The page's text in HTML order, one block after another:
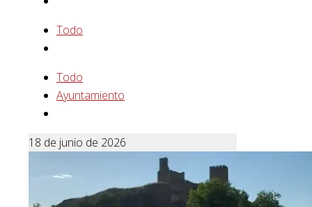
Todo
Todo
Ayuntamiento
18 de junio de 2026